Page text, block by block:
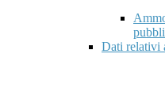
Dati relativi